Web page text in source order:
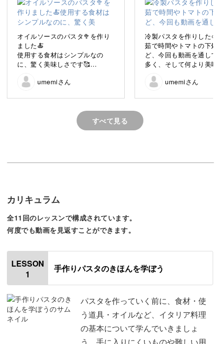
ちパスタとも相性のよい「パスタソース」の作り方をご紹
介します。
手打ちパスタって？
手作業で作るので、形や厚みにバラつきがあり、ソースと
も良く絡むパスタに仕上がります。
市販のパスタよりもやや太めで歯ごたえがあり、もちもち
とした食感が特徴です。
噛むほどに小麦の風味が広がり、「パスタそのものが美味
オイルソースのパスタ🥦を作り
ました🍝
使用する食材はシンプルなの
に、驚く美味しさです🥰
今後も活用させていただきま
今回受講することができ、パス
タのバリエーションが増えて嬉
学びの多い講座をありがとうご
umemiさん
冷製パスタを作りした
茹で時間やトマトの下処
ど、今回も動画を通して
多く、そして何より美味
また作ります！！
umemiさん
すべて見る
カリキュラム
全11回のレッスンで構成されています。
何度でも動画を見返すことができます。
LESSON
1
手作りパスタのきほんを学ぼう
パスタを作っていく前に、食材・使
う道具・オイルなど、イタリア料理
の基本について学んでいきましょ
う。手に入りにくいものや難しい用